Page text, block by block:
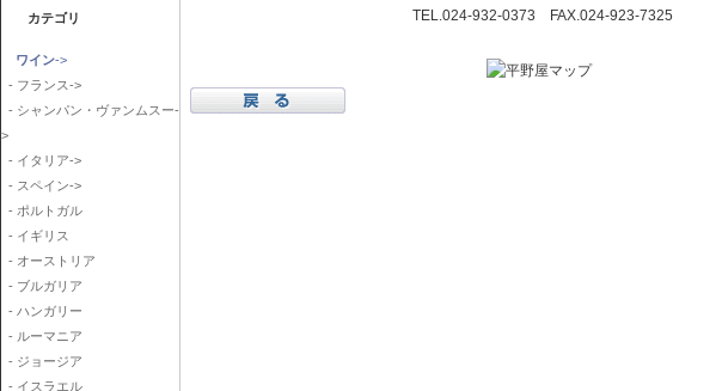
カテゴリ
ワイン->
- フランス->
- シャンパン・ヴァンムスー-
>
- イタリア->
- スペイン->
- ポルトガル
- イギリス
- オーストリア
- ブルガリア
- ハンガリー
- ルーマニア
- ジョージア
- イスラエル
TEL.024-932-0373 FAX.024-923-7325